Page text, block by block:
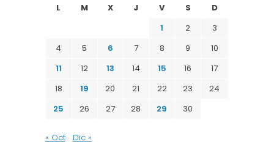
L
M X J V S
D
1
2
3
4
5 6 7 8 9
10
11
12 13 14 15 16
17
18
19 20 21 22 23
24
25
26 27 28 29 30
« Oct Dic »